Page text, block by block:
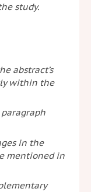
study.
abstract’s
within the
in the
mentioned in